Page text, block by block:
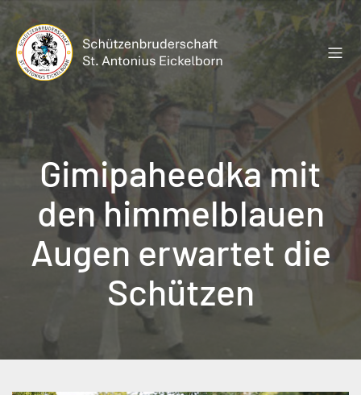
Inhalt
springen
Gimipaheedka mit
den himmelblauen
Augen erwartet die
Schützen